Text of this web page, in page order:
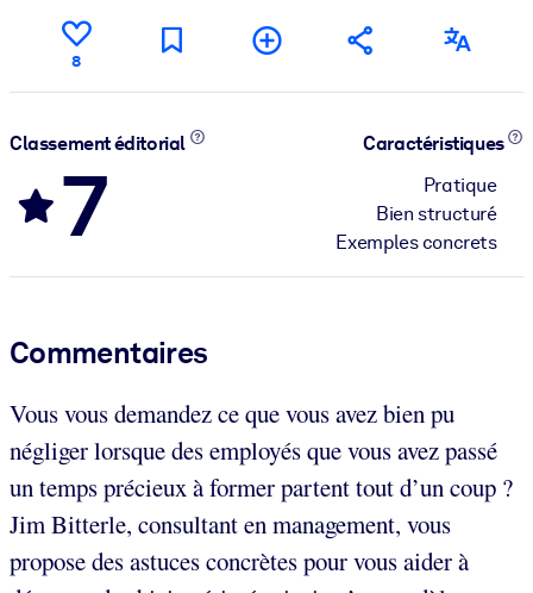
8
Classement éditorial
7
Caractéristiques
Pratique
Bien structuré
Exemples concrets
Commentaires
Vous vous demandez ce que vous avez bien pu
négliger lorsque des employés que vous avez passé
un temps précieux à former partent tout d’un coup ?
Jim Bitterle, consultant en management, vous
propose des astuces concrètes pour vous aider à